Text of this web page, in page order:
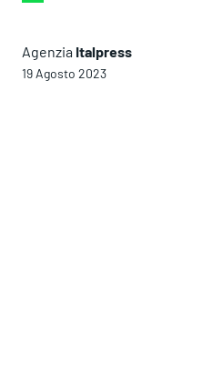
Agenzia Italpress
19 Agosto 2023